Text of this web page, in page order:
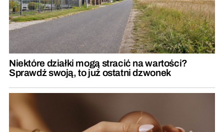
Niektóre działki mogą stracić na wartości?
Sprawdź swoją, to już ostatni dzwonek